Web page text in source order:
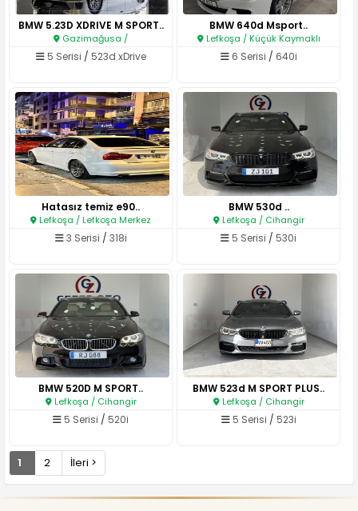
BMW 5.23D XDRIVE M SPORT..
Gazimağusa /
5 Serisi / 523d xDrive
BMW 640d Msport..
Lefkoşa / Küçük Kaymaklı
6 Serisi / 640i
Hatasız temiz e90..
Lefkoşa / Lefkoşa Merkez
3 Serisi / 318i
BMW 530d ..
Lefkoşa / Cihangir
5 Serisi /530i
BMW 520D M SPORT..
Lefkoşa / Cihangir
5 Serisi / 520i
BMW 523d M SPORT PLUS..
Lefkoşa / Cihangir
5 Serisi / 523i
1 2 İleri >